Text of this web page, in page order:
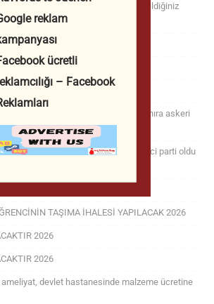
sarsıcı itiraf: 5 Sene buradayız yiyebildiğiniz
deprem! 2026
ABD’yi suçladılar 2026
füze yağmuru! 2026
etti! Askerler izinden çağırıldı! Sınıra askeri
sonuçları açıklandı: CHP yine ikinci parti oldu
ALINACAKTIR 2026
TAŞIMA İHALESİ YAPILACAK 2026
2026
2026
devlet hastanesinde malzeme ücretine
reklam
ücretli
– Facebook